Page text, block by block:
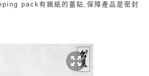
pack有錫紙的蓋貼,保障產品是密封